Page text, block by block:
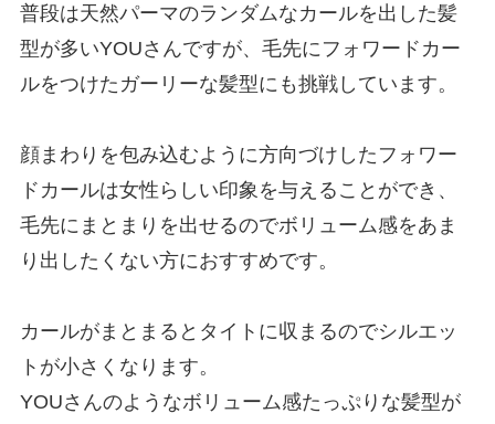
普段は天然パーマのランダムなカールを出した髪
型が多いYOUさんですが、毛先にフォワードカー
ルをつけたガーリーな髪型にも挑戦しています。
顔まわりを包み込むように方向づけしたフォワー
ドカールは女性らしい印象を与えることができ、
毛先にまとまりを出せるのでボリューム感をあま
り出したくない方におすすめです。
カールがまとまるとタイトに収まるのでシルエッ
トが小さくなります。
YOUさんのようなボリューム感たっぷりな髪型が